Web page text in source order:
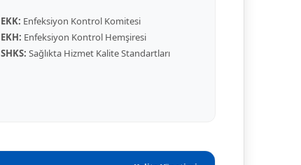
EKK: Enfeksiyon Kontrol Komitesi
EKH: Enfeksiyon Kontrol Hemşiresi
SHKS: Sağlıkta Hizmet Kalite Standartları